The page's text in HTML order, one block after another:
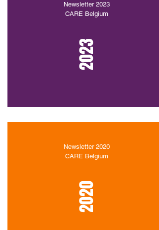
2023
Newsletter 2023
CARE Belgium
2020
Newsletter 2020
CARE Belgium